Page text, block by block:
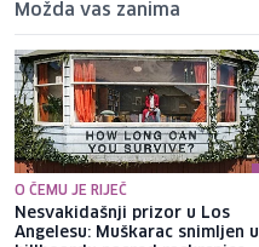
Možda vas zanima
O ČEMU JE RIJEČ
Nesvakidašnji prizor u Los
Angelesu: Muškarac snimljen u